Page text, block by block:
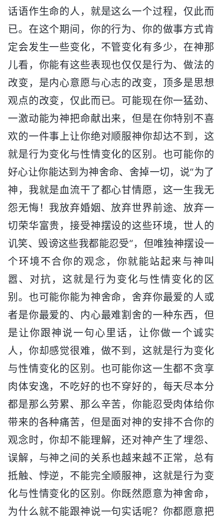
话语作生命的人，就是这么一个过程，仅此而
已。在这个期间，你的行为、你的做事方式肯
定会发生一些变化，不管变化有多少，在神那
儿看，你能有这些表现也仅仅是行为、做法的
改变，是内心意愿与心志的改变，顶多是思想
观点的改变，仅此而已。可能现在你一猛劲、
一激动能为神把命献出来，但是在你特别不喜
欢的一件事上让你绝对顺服神你却达不到，这
就是行为变化与性情变化的区别。也可能你的
好心让你能达到为神舍命、舍掉一切，说“为了
神，我就是血流干了都心甘情愿，这一生我无
怨无悔！我放弃婚姻、放弃世界前途、放弃一
切荣华富贵，接受神摆设的这些环境，世人的
讥笑、毁谤这些我都能忍受”，但唯独神摆设一
个环境不合你的观念，你就能站起来与神叫
嚣、对抗，这就是行为变化与性情变化的区
别。也可能你能为神舍命，舍弃你最爱的人或
者是你最爱的、内心最难割舍的一种东西，但
是让你跟神说一句心里话，让你做一个诚实
人，你却感觉很难，做不到，这就是行为变化
与性情变化的区别。也可能你这一生都不贪享
肉体安逸，不吃好的也不穿好的，每天尽本分
都是那么劳累、那么辛苦，你能忍受肉体给你
带来的各种痛苦，但是面对神的安排不合你的
观念时，你却不能理解，还对神产生了埋怨、
误解，与神之间的关系也越来越不正常，总有
抵触、悖逆，不能完全顺服神，这就是行为变
化与性情变化的区别。你既然愿意为神舍命，
为什么就不能跟神说一句实话呢？你都愿意把